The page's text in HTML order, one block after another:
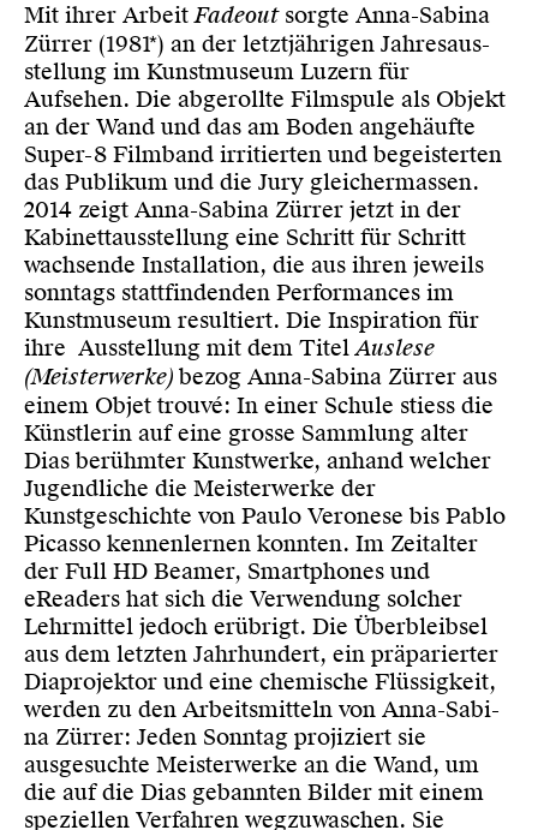
Mit ihrer ArbeitFadeoutsorgte Anna-Sabina
Zürrer (1981*) an der letztjährigen Jahres­aus­
stel­lung im Kunst­museum Luzern für
Aufsehen. Die abgerollte Filmspule als Objekt
an der Wand und das am Boden an­gehäufte
Super-8 Filmband irritierten und begeisterten
das Publikum und die Jury gleichermassen.
2014 zeigt Anna-Sabina Zürrer jetzt in der
Kabinett­aus­stel­lung eine Schritt für Schritt
wachsende Installation, die aus ihren jeweils
sonntags stattfindenden Performances im
Kunstmuseum resultiert. Die In­spi­ration für
ihre Ausstellung mit dem TitelAuslese
(Meisterwerke) bezog Anna-Sabina Zürrer aus
einem Objet trouvé: In einer Schule stiess die
Künst­­­lerin auf eine grosse Sammlung alter
Dias berühmter Kunstwerke, anhand welcher
Ju­gend­liche die Meisterwerke der
Kunstgeschichte von Paulo Veronese bis Pablo
Picasso kennenlernen konnten. Im Zeit­alter
der Full HD Beamer, Smartphones und
eReaders hat sich die Verwendung solcher
Lehr­mittel jedoch erübrigt. Die Überbleibsel
aus dem letzten Jahrhundert, ein präparierter
Diaprojektor und eine chemische Flüssigkeit,
werden zu den Arbeits­mitteln von Anna-Sa­bi­
na Zürrer: Jeden Sonntag projiziert sie
ausgesuchte Meisterwerke an die Wand, um
die auf die Dias gebannten Bilder mit einem
speziellen Verfahren wegzuwaschen. Sie